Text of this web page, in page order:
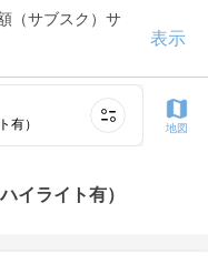
（サブスク）サ
表示
有）
地図
イライト有）